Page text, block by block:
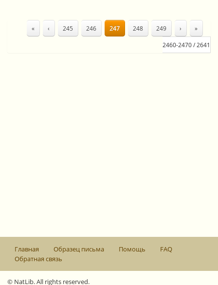
« ‹ 245 246 247 248 249 › »
2460-2470 / 2641
Главная Образец письма Помощь
FAQ
Обратная связь
© NatLib. All rights reserved.